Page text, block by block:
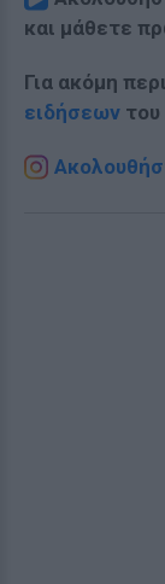
και μάθετε
Για ακόμη
ειδήσεων του